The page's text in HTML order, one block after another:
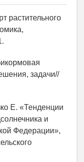
растительного
задачи//
Е. «Тенденции
и
Федерации»,